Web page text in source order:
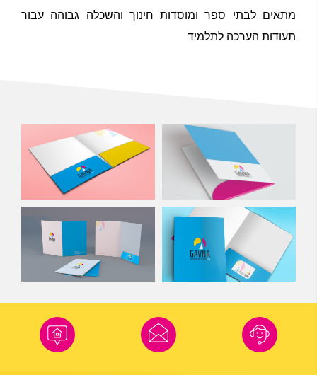
מתאים לבתי ספר ומוסדות חינוך והשכלה גבוהה עבור
תעודות הערכה לתלמיד